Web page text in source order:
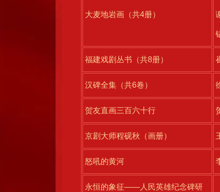
大麦地岩画（共4册）
福建戏剧丛书（共8册）
汉碑全集（共6卷）
贺友直画三百六十行
京剧大师程砚秋（画册）
怒吼的黄河
永恒的象征——人民英雄纪念碑研